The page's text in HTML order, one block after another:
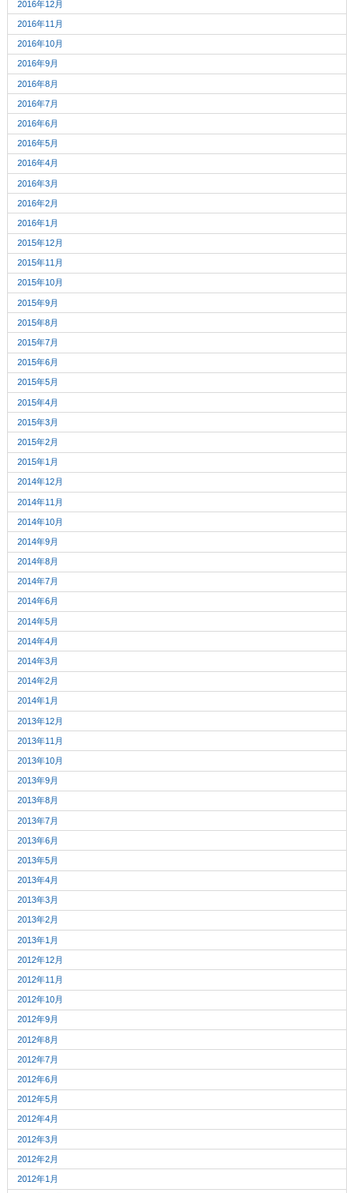
2016年12月
2016年11月
2016年10月
2016年9月
2016年8月
2016年7月
2016年6月
2016年5月
2016年4月
2016年3月
2016年2月
2016年1月
2015年12月
2015年11月
2015年10月
2015年9月
2015年8月
2015年7月
2015年6月
2015年5月
2015年4月
2015年3月
2015年2月
2015年1月
2014年12月
2014年11月
2014年10月
2014年9月
2014年8月
2014年7月
2014年6月
2014年5月
2014年4月
2014年3月
2014年2月
2014年1月
2013年12月
2013年11月
2013年10月
2013年9月
2013年8月
2013年7月
2013年6月
2013年5月
2013年4月
2013年3月
2013年2月
2013年1月
2012年12月
2012年11月
2012年10月
2012年9月
2012年8月
2012年7月
2012年6月
2012年5月
2012年4月
2012年3月
2012年2月
2012年1月